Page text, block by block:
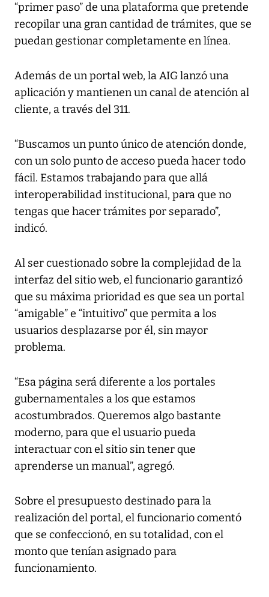
“primer paso” de una plataforma que pretende
recopilar una gran cantidad de trámites, que se
puedan gestionar completamente en línea.
Además de un portal web, la AIG lanzó una
aplicación y mantienen un canal de atención al
cliente, a través del 311.
“Buscamos un punto único de atención donde,
con un solo punto de acceso pueda hacer todo
fácil. Estamos trabajando para que allá
interoperabilidad institucional, para que no
tengas que hacer trámites por separado”,
indicó.
Al ser cuestionado sobre la complejidad de la
interfaz del sitio web, el funcionario garantizó
que su máxima prioridad es que sea un portal
“amigable” e “intuitivo” que permita a los
usuarios desplazarse por él, sin mayor
problema.
“Esa página será diferente a los portales
gubernamentales a los que estamos
acostumbrados. Queremos algo bastante
moderno, para que el usuario pueda
interactuar con el sitio sin tener que
aprenderse un manual”, agregó.
Sobre el presupuesto destinado para la
realización del portal, el funcionario comentó
que se confeccionó, en su totalidad, con el
monto que tenían asignado para
funcionamiento.